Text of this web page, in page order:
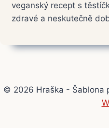
veganský recept s
zdravé a neskutečně
© 2026 Hraška - Šablona